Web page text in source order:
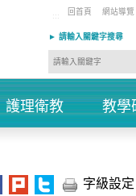
::: 回首頁 網站導覽
► 請輸入關鍵字搜尋
+
護理衛教
+
教學
字級設定